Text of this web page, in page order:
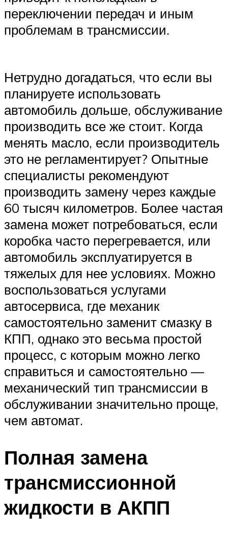
переключении передач и иным
проблемам в трансмиссии.
Нетрудно догадаться, что если вы
планируете использовать
автомобиль дольше, обслуживание
производить все же стоит. Когда
менять масло, если производитель
это не регламентирует? Опытные
специалисты рекомендуют
производить замену через каждые
60 тысяч километров. Более частая
замена может потребоваться, если
коробка часто перегревается, или
автомобиль эксплуатируется в
тяжелых для нее условиях. Можно
воспользоваться услугами
автосервиса, где механик
самостоятельно заменит смазку в
КПП, однако это весьма простой
процесс, с которым можно легко
справиться и самостоятельно —
механический тип трансмиссии в
обслуживании значительно проще,
чем автомат.
Полная замена
трансмиссионной
жидкости в АКПП